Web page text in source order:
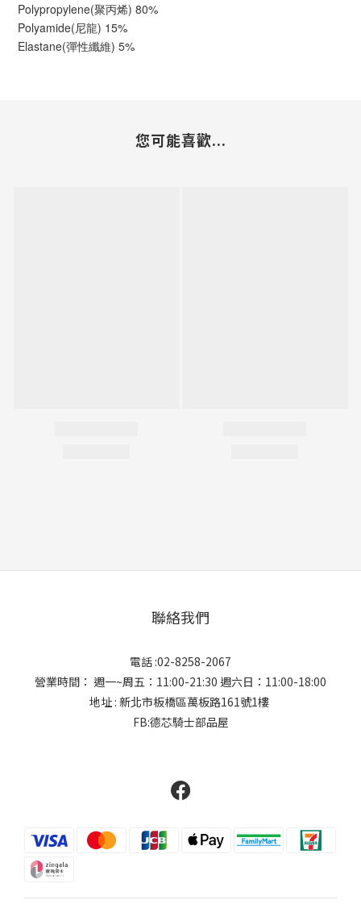
Polypropylene(聚丙烯) 80%
Polyamide(尼龍) 15%
Elastane(彈性纖維) 5%
您可能喜歡...
聯絡我們
電話 :02-8258-2067
營業時間： 週一~周五：11:00-21:30 週六日：11:00-18:00
地址 : 新北市板橋區萬板路161號1樓
FB:德芯騎士部品屋